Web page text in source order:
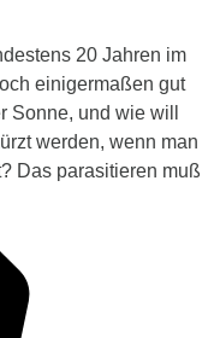
20 Jahren im
einigermaßen gut
Sonne, und wie will
werden, wenn man
Das parasitieren muß